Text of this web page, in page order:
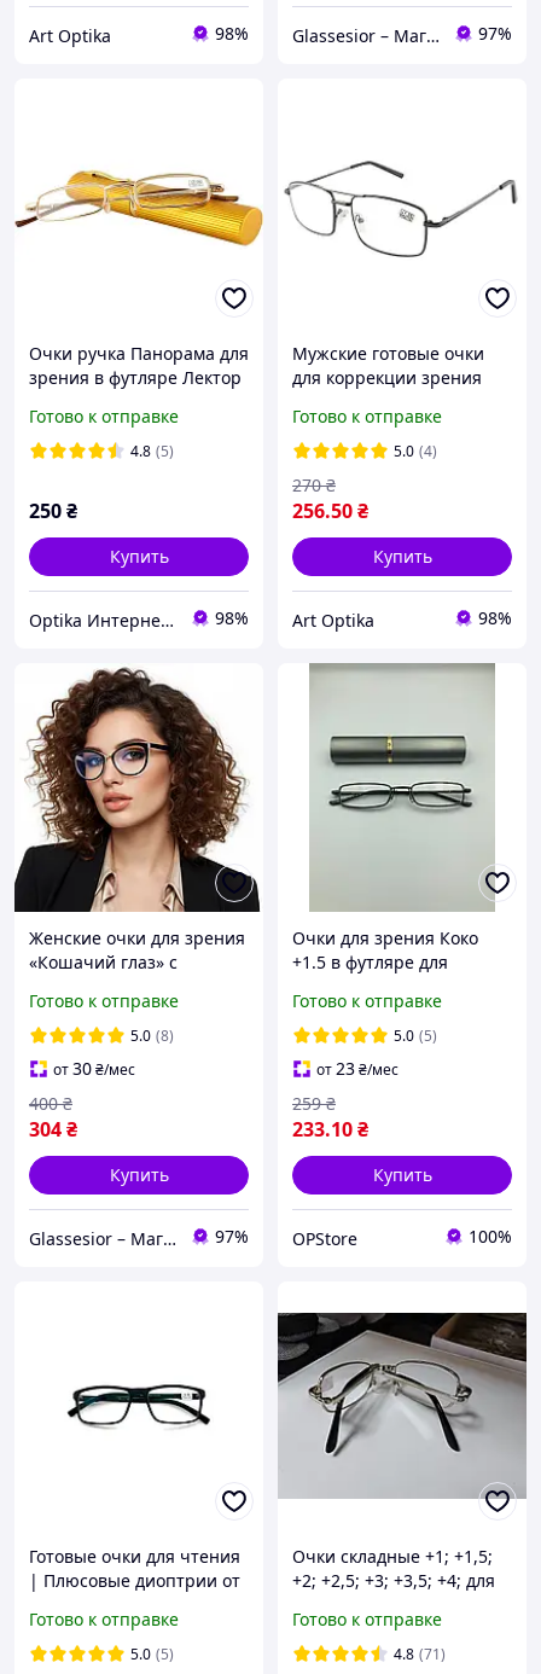
Art Optika 98% Glassesior – Магазин оптики 97%
Очки ручка Панорама для
зрения в футляре Лектор
Готово к отправке
4.8 (5)
250₴
Купить
Optika Интернет Магазин 98%
Мужские готовые очки
для коррекции зрения
стекло металлическая
оправа серые Fabrika
1008
Готово к отправке
5.0 (4)
256.50₴
270 ₴
Купить
Art Optika 98%
Женские очки для зрения
«Кошачий глаз» с
оправой. Код: 725 С2
+0.75
Готово к отправке
5.0 (8)
от30₴/мес
304₴
400 ₴
Купить
Glassesior – Магазин оптики 97%
Очки для зрения Коко
+1.5 в футляре для
универсальные женские
и мужские
Готово к отправке
5.0 (5)
от23₴/мес
233.10₴
259 ₴
Купить
OPStore 100%
Готовые очки для чтения
| Плюсовые диоптрии от
зрения | Очки для
чтения | Очки мужские и
Готово к отправке
5.0 (5)
Очки складные +1; +1,5;
+2; +2,5; +3; +3,5; +4; для
Стекло металл +1
Готово к отправке
4.8 (71)